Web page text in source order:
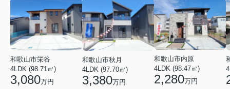
和歌山市栄谷
4LDK (98.71㎡)
3,080万円
和歌山市秋月
4LDK (97.70㎡)
3,380万円
和歌山市内原
4LDK (98.47㎡)
2,280万円